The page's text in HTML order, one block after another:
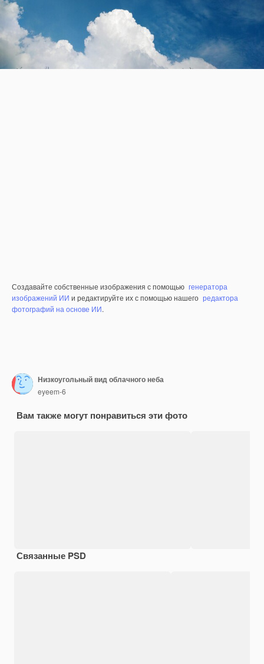
Создавайте собственные изображения с помощью генератора
изображений ИИ и редактируйте их с помощью нашего редактора
фотографий на основе ИИ.
Низкоугольный вид облачного неба
eyeem-6
Вам также могут понравиться эти фото
Связанные PSD